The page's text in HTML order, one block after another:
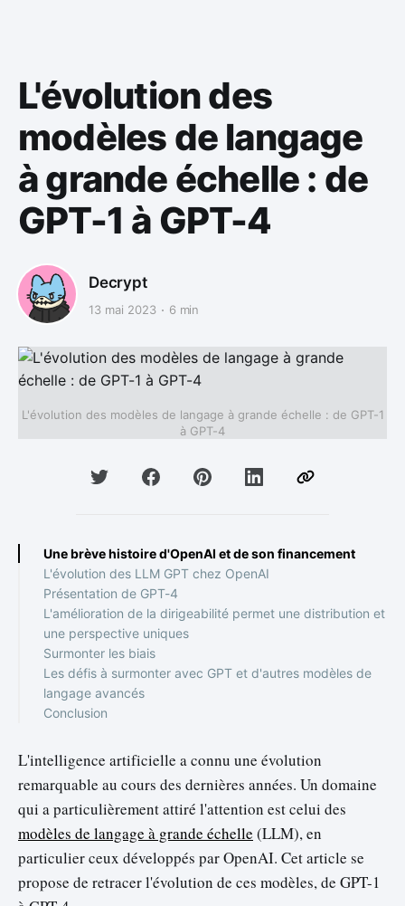
L'évolution des
modèles de langage
à grande échelle : de
GPT-1 à GPT-4
Decrypt
13 mai 2023 6 min
L'évolution des modèles de langage à grande échelle : de GPT-1
à GPT-4
Une brève histoire d'OpenAI et de son financement
L'évolution des LLM GPT chez OpenAI
Présentation de GPT-4
L'amélioration de la dirigeabilité permet une distribution et
une perspective uniques
Surmonter les biais
Les défis à surmonter avec GPT et d'autres modèles de
langage avancés
Conclusion
L'intelligence artificielle a connu une évolution
remarquable au cours des dernières années. Un domaine
qui a particulièrement attiré l'attention est celui des
modèles de langage à grande échelle (LLM), en
particulier ceux développés par OpenAI. Cet article se
propose de retracer l'évolution de ces modèles, de GPT-1